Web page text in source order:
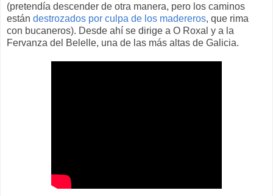
(pretendía descender de otra manera, pero los caminos
están destrozados por culpa de los madereros, que rima
con bucaneros). Desde ahí se dirige a O Roxal y a la
Fervanza del Belelle, una de las más altas de Galicia.